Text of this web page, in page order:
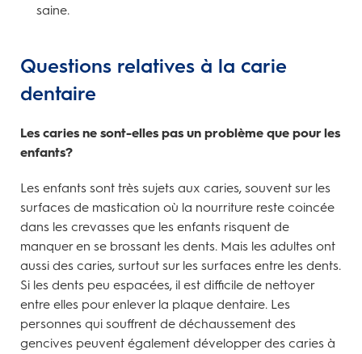
saine.
Questions relatives à la carie
dentaire
Les caries ne sont-elles pas un problème que pour les
enfants?
Les enfants sont très sujets aux caries, souvent sur les
surfaces de mastication où la nourriture reste coincée
dans les crevasses que les enfants risquent de
manquer en se brossant les dents. Mais les adultes ont
aussi des caries, surtout sur les surfaces entre les dents.
Si les dents peu espacées, il est difficile de nettoyer
entre elles pour enlever la plaque dentaire. Les
personnes qui souffrent de déchaussement des
gencives peuvent également développer des caries à